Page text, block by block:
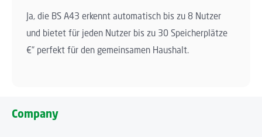
Ja, die BS A43 erkennt automatisch bis zu 8 Nutzer
und bietet für jeden Nutzer bis zu 30 Speicherplätze
€“ perfekt für den gemeinsamen Haushalt.
Company